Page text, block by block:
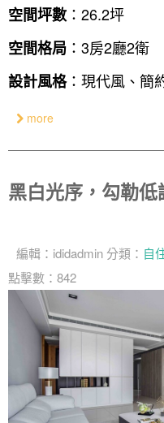
空間坪數 ：26.2坪
空間格局 ：3房2廳2衛
設計風格：現代風、簡
more
黑白光序，勾勒
編輯： ididadmin 分類： 自
點擊數：842
鄉村
工業
奢華
日式
一般屋主方案
3房2聽 - 基本版
3房2廳 - 精裝版
國外案例
設計私房話
新竹市
基隆市